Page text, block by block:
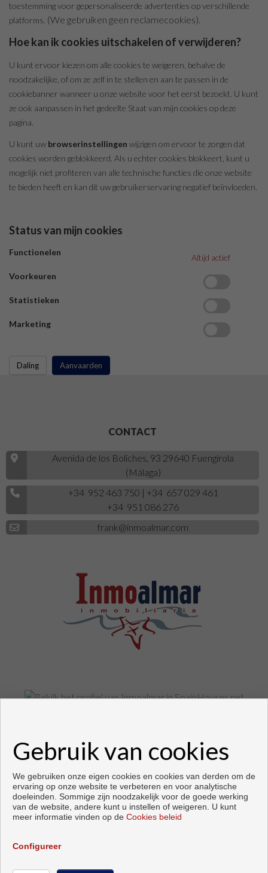
toestemming voor gepersonaliseerde advertenties op verschillende
platforms. (We gebruiken geen reclamecookies).
Hoe kan ik cookies uitschakelen of verwijderen?
U kunt ervoor kiezen om alle cookies te weigeren, behalve de
noodzakelijke, of om ze zelf in te stellen en aan te passen in de
cookiebanner wanneer u onze website voor het eerst bezoekt. U kunt
ze ook aanpassen in het gedeelte Staat van mijn cookies op deze
pagina.
U kunt uw browserinstellingen wijzigen om ervoor te zorgen dat
cookies worden geblokkeerd. Als u echter cookies blokkeert, kunt u
mogelijk niet profiteren van alle technische functies die onze website
te bieden heeft en kan dit uw gebruikerservaring negatief beïnvloeden.
Status van mijn cookies
Functionelen
Altijd actief
Voorkeuren
Statistieken
Marketing
CONTACT
Avenida de los Boliches, 93 29640 Fuengirola
(Málaga)
+34 952 463 750 | +34 657 029 461
+34 951 086 276
frank@inmoalmar.com
Copyright © 2026. alle rechten voorbehouden.
Ontwikkeld door Inmoenter. Voorwaarden en privacybeleid
Gebruik van cookies
We gebruiken onze eigen cookies en cookies van derden om de
ervaring op onze website te verbeteren en voor analytische
doeleinden. Sommige zijn noodzakelijk voor de goede werking
van de website, andere kunt u instellen of weigeren. U kunt
meer informatie vinden op de Cookies beleid
Configureer